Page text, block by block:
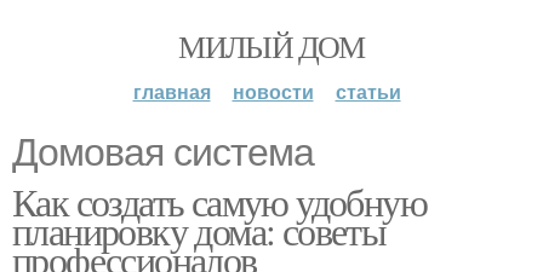
МИЛЫЙ ДОМ
главная новости статьи
Домовая система
Как создать самую удобную
планировку дома: советы
профессионалов